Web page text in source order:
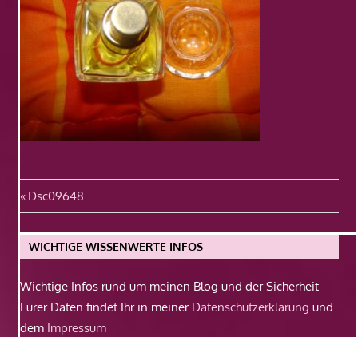
Beitragsnavigation
Vorheriger
Beitrag:
Dsc09648
WICHTIGE WISSENWERTE INFOS
Wichtige Infos rund um meinen Blog und der Sicherheit
Eurer Daten findet Ihr in meiner Datenschutzerklärung und
dem Impressum